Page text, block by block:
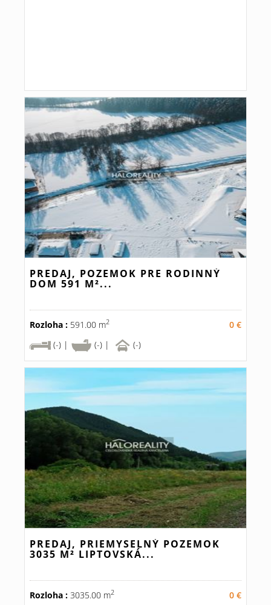
PREDAJ, POZEMOK PRE RODINNÝ
DOM 591 M²...
Rozloha : 591.00 m2
0 €
(-) |
(-) | (-)
PREDAJ, PRIEMYSELNÝ POZEMOK
3035 M² LIPTOVSKÁ...
Rozloha : 3035.00 m2
0 €